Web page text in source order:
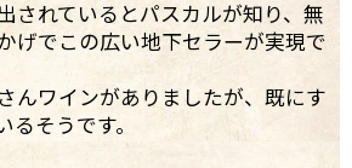
されているとパスカルが知り、無
げでこの広い地下セラーが実現で
んワインがありましたが、既にす
そうです。